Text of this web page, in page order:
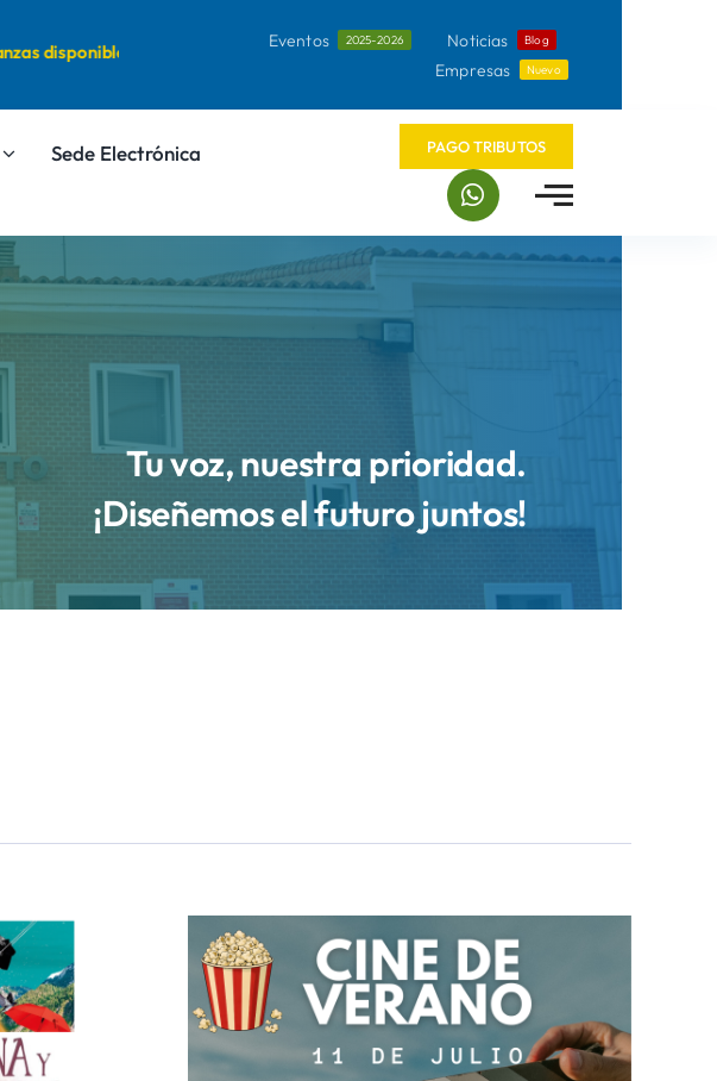
disponibles Eventos 2025-2026 Noticias Blog
Empresas Nuevo
Sede Electrónica
PAGO TRIBUTOS
Tu voz, nuestra prioridad.
¡Diseñemos el futuro juntos!